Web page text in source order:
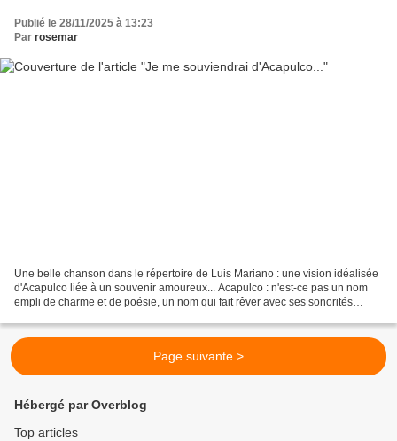
Publié le 28/11/2025 à 13:23
Par rosemar
Une belle chanson dans le répertoire de Luis Mariano : une vision idéalisée
d'Acapulco liée à un souvenir amoureux... Acapulco : n'est-ce pas un nom
empli de charme et de poésie, un nom qui fait rêver avec ses sonorités
Page suivante >
Hébergé par Overblog
Top articles